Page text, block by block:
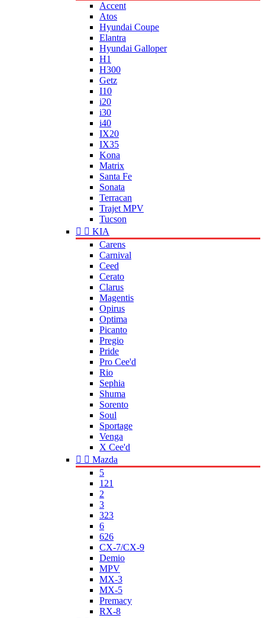
Accent
Atos
Hyundai Coupe
Elantra
Hyundai Galloper
H1
H300
Getz
I10
i20
i30
i40
IX20
IX35
Kona
Matrix
Santa Fe
Sonata
Terracan
Trajet MPV
Tucson
  KIA
Carens
Carnival
Ceed
Cerato
Clarus
Magentis
Opirus
Optima
Picanto
Pregio
Pride
Pro Cee'd
Rio
Sephia
Shuma
Sorento
Soul
Sportage
Venga
X Cee'd
  Mazda
5
121
2
3
323
6
626
CX-7/CX-9
Demio
MPV
MX-3
MX-5
Premacy
RX-8